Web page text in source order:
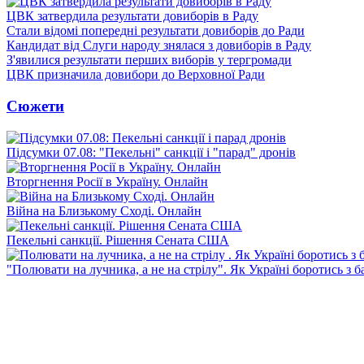
ЦВК затвердила результати довиборів в Раду
Стали відомі попередні результати довиборів до Ради
Кандидат від Слуги народу знялася з довиборів в Раду
З'явилися результати перших виборів у тергромади
ЦВК призначила довибори до Верховної Ради
Сюжети
Підсумки 07.08: "Пекельні" санкції і "парад" дронів
Вторгнення Росії в Україну. Онлайн
Війна на Близькому Сході. Онлайн
Пекельні санкції. Рішення Сената США
"Полювати на лучника, а не на стрілу". Як Україні боротись з